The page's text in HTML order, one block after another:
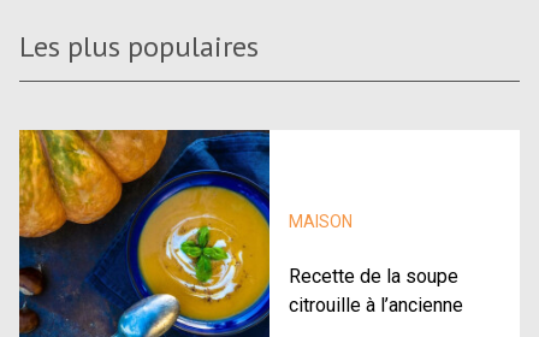
Les plus populaires
MAISON
Recette de la soupe
citrouille à l’ancienne